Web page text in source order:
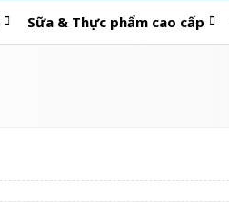
Sữa & Thực phẩm cao cấp